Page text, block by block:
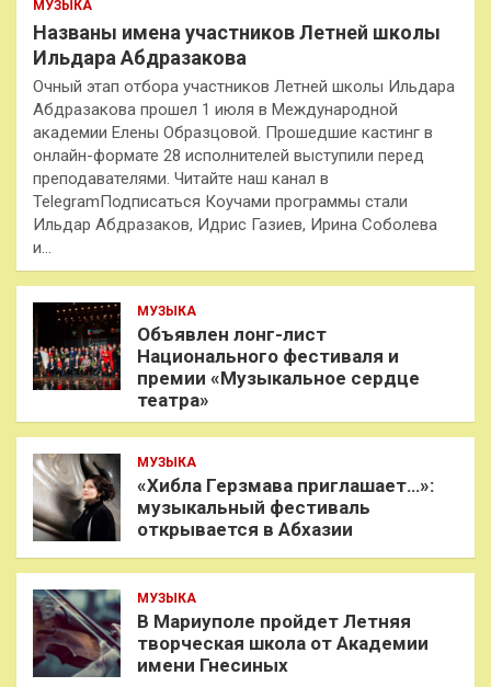
МУЗЫКА
Названы имена участников Летней школы
Ильдара Абдразакова
Очный этап отбора участников Летней школы Ильдара
Абдразакова прошел 1 июля в Международной
академии Елены Образцовой. Прошедшие кастинг в
онлайн-формате 28 исполнителей выступили перед
преподавателями. Читайте наш канал в
TelegramПодписаться Коучами программы стали
Ильдар Абдразаков, Идрис Газиев, Ирина Соболева
и…
МУЗЫКА
Объявлен лонг-лист
Национального фестиваля и
премии «Музыкальное сердце
театра»
МУЗЫКА
«Хибла Герзмава приглашает…»:
музыкальный фестиваль
открывается в Абхазии
МУЗЫКА
В Мариуполе пройдет Летняя
творческая школа от Академии
имени Гнесиных